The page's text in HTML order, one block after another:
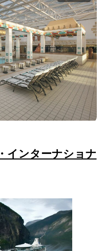
インターナショナ